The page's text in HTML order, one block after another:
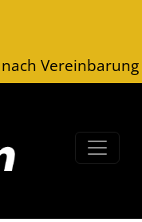
nach Vereinbarung